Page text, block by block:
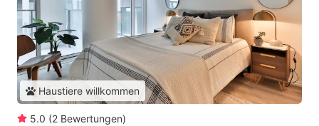
Haustiere willkommen
5.0 (2 Bewertungen)